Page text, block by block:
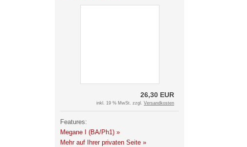
26,30 EUR
inkl. 19 % MwSt. zzgl. Versandkosten
Features:
Megane I (BA/Ph1) »
Mehr auf Ihrer privaten Seite »